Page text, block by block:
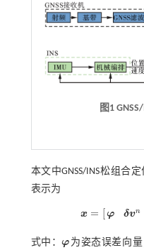
图1
本文中GNSS/INS松组合
表示为
x = [φ δvn
x= φδ nδ bgbaT
式中：φ
φ 为姿态误差向